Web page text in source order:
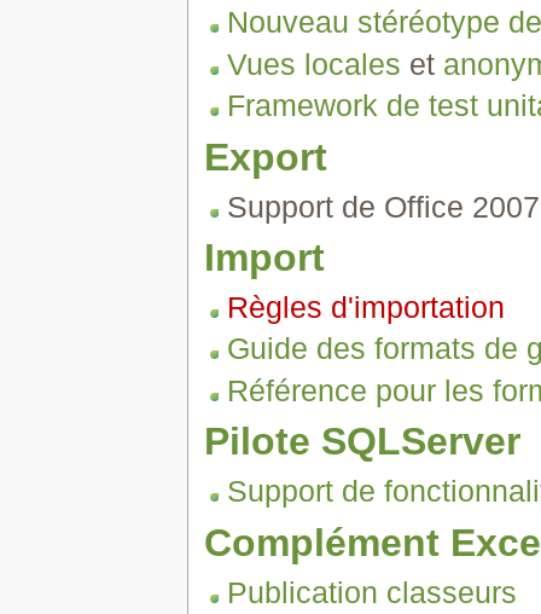
Nouveau stéréotype
Vues locales et
Framework de test
Export
Support de Office 2007
Import
Règles d'importation
Guide des formats de
Référence pour les
Pilote SQLServer
Support de
Complément
Publication classeurs